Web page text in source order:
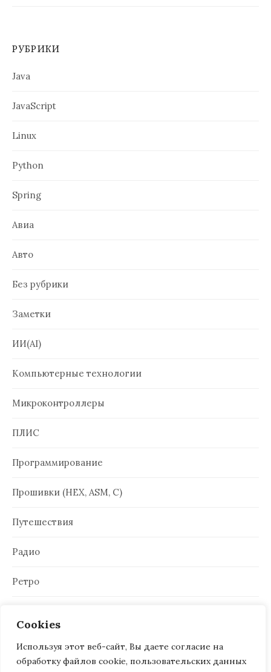
Cookies
Используя этот веб-сайт, Вы даете согласие на
обработку файлов cookie, пользовательских данных
РУБРИКИ
Java
JavaScript
Linux
Python
Spring
Авиа
Авто
Без рубрики
Заметки
ИИ(AI)
Компьютерные технологии
Микроконтроллеры
ПЛИС
Программирование
Прошивки (HEX, ASM, C)
Путешествия
Радио
Ретро